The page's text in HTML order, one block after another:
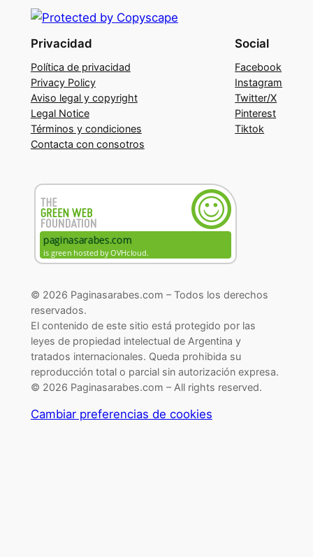
Privacidad
Política de privacidad
Privacy Policy
Aviso legal y copyright
Legal Notice
Términos y condiciones
Contacta con consotros
Social
Facebook
Instagram
Twitter/X
Pinterest
Tiktok
© 2026 Paginasarabes.com – Todos los derechos
reservados.
El contenido de este sitio está protegido por las
leyes de propiedad intelectual de Argentina y
tratados internacionales. Queda prohibida su
reproducción total o parcial sin autorización expresa.
© 2026 Paginasarabes.com – All rights reserved.
Cambiar preferencias de cookies